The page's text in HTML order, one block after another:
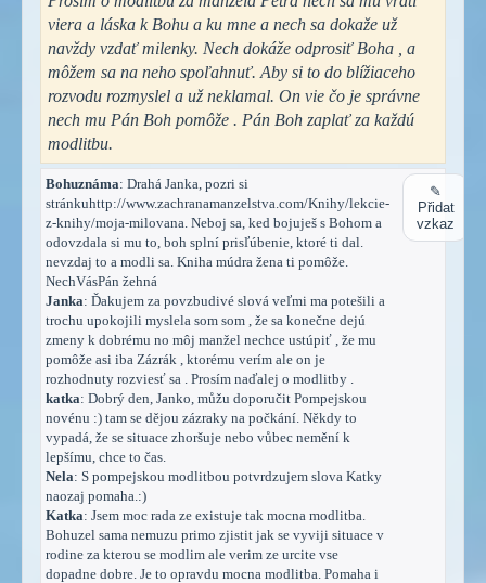
viera a láska k Bohu a ku mne a nech sa dokaže už
navždy vzdať milenky. Nech dokáže odprosiť Boha , a
môžem sa na neho spoľahnuť. Aby si to do blížiaceho
rozvodu rozmyslel a už neklamal. On vie čo je správne
nech mu Pán Boh pomôže . Pán Boh zaplať za každú
modlitbu.
Bohuznáma: Drahá Janka, pozri si
stránkuhttp://www.zachranamanzelstva.com/Knihy/lekcie-
z-knihy/moja-milovana. Neboj sa, ked bojuješ s Bohom a
odovzdala si mu to, boh splní prisľúbenie, ktoré ti dal.
nevzdaj to a modli sa. Kniha múdra žena ti pomôže.
NechVásPán žehná
Janka: Ďakujem za povzbudivé slová veľmi ma potešili a
trochu upokojili myslela som som , že sa konečne dejú
zmeny k dobrému no môj manžel nechce ustúpiť , že mu
pomôže asi iba Zázrák , ktorému verím ale on je
rozhodnuty rozviesť sa . Prosím naďalej o modlitby .
katka: Dobrý den, Janko, můžu doporučit Pompejskou
novénu :) tam se dějou zázraky na počkání. Někdy to
vypadá, že se situace zhoršuje nebo vůbec nemění k
lepšímu, chce to čas.
Nela: S pompejskou modlitbou potvrdzujem slova Katky
naozaj pomaha.:)
Katka: Jsem moc rada ze existuje tak mocna modlitba.
Bohuzel sama nemuzu primo zjistit jak se vyviji situace v
rodine za kterou se modlim ale verim ze urcite vse
dopadne dobre. Je to opravdu mocna modlitba. Pomaha i
✎
Přidat
vzkaz